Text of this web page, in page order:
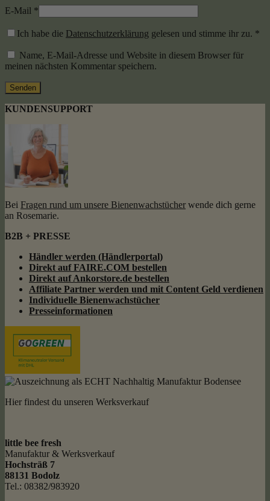
E-Mail *
Ich habe die Datenschutzerklärung gelesen und stimme ihr zu. *
Name, E-Mail-Adresse und Website in diesem Browser für
meinen nächsten Kommentar speichern.
KUNDENSUPPORT
Bei Fragen rund um unsere Bienenwachstücher wende dich gerne
an Rosemarie.
B2B + PRESSE
Händler werden (Händlerportal)
Direkt auf FAIRE.COM bestellen
Direkt auf Ankorstore.de bestellen
Affiliate Partner werden und mit Content Geld verdienen
Individuelle Bienenwachstücher
Presseinformationen
Hier findest du unseren Werksverkauf
little bee fresh
Manufaktur & Werksverkauf
Hochsträß 7
88131 Bodolz
Tel.: 08382/983920